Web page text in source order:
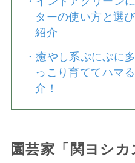
ターの使い方と選
紹介
・癒やし系ぷにぷに
っこり育ててハマ
介！
園芸家「関ヨシ